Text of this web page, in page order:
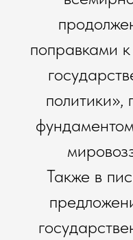
поправками
политики»,
Также в